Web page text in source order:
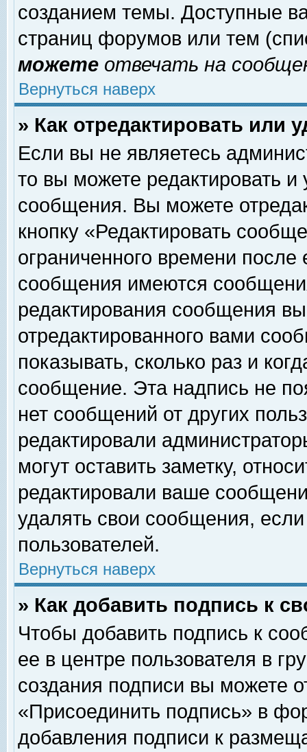
созданием темы. Доступные
страниц форумов или тем
можете отвечать на
Вернуться наверх
» Как отредактировать или
Если вы не являетесь
то вы можете редактировать и
сообщения. Вы можете
кнопку «Редактировать
ограниченного времени
сообщения имеются
редактирования сообщения
отредактированного вами
показывать, сколько раз и
сообщение. Эта надпись не
нет сообщений от других
редактировали
могут оставить заметку,
редактировали ваше
удалять свои сообщения,
пользователей.
Вернуться наверх
» Как добавить подпись к
Чтобы добавить подпись к
ее в центре пользователя в
создания подписи вы можете
«Присоединить подпись» в
добавления подписи к